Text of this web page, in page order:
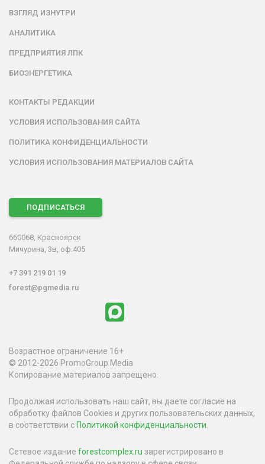
ВЗГЛЯД ИЗНУТРИ
АНАЛИТИКА
ПРЕДПРИЯТИЯ ЛПК
БИОЭНЕРГЕТИКА
КОНТАКТЫ РЕДАКЦИИ
УСЛОВИЯ ИСПОЛЬЗОВАНИЯ САЙТА
ПОЛИТИКА КОНФИДЕНЦИАЛЬНОСТИ
УСЛОВИЯ ИСПОЛЬЗОВАНИЯ МАТЕРИАЛОВ САЙТА
ПОДПИСАТЬСЯ
660068, Красноярск
Мичурина, 3в, оф.405
+7 391 219 01 19
forest@pgmedia.ru
Возрастное ограничение 16+
© 2012-2026 PromoGroup Media
Копирование материалов запрещено.
Продолжая использовать наш сайт, вы даете согласие на
обработку файлов Cookies и других пользовательских данных,
в соответствии сПолитикой конфиденциальности
Сетевое издание forestcomplex.ru зарегистрировано в